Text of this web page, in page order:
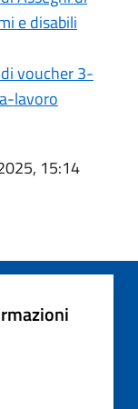
e disabili
voucher 3-
lavoro
15:14